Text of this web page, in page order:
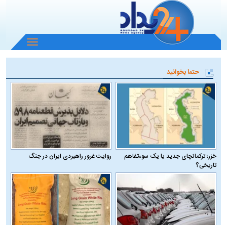
باز
و
منو
حتما بخوانید
خزر؛ ترکمانچای جدید یا یک سوءتفاهم
تاریخی؟
روایت غرور راهبردی ایران در جنگ